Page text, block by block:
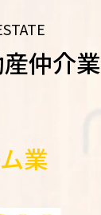
仲介業
業